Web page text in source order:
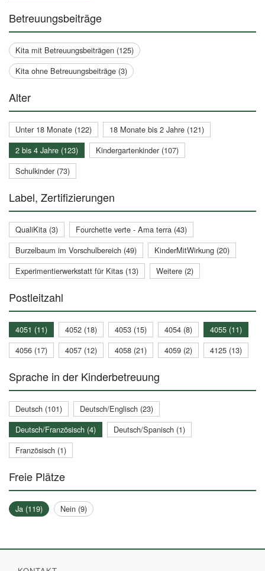
Betreuungsbeiträge
Kita mit Betreuungsbeiträgen (125)
Kita ohne Betreuungsbeiträge (3)
Alter
Unter 18 Monate (122)
18 Monate bis 2 Jahre (121)
2 bis 4 Jahre (123)
Kindergartenkinder (107)
Schulkinder (73)
Label, Zertifizierungen
QualiKita (3)
Fourchette verte - Ama terra (43)
Burzelbaum im Vorschulbereich (49)
KinderMitWirkung (20)
Experimentierwerkstatt für Kitas (13)
Weitere (2)
Postleitzahl
4051 (11) 4052 (18) 4053 (15) 4054 (8)
4055 (11)
4056 (17)
4057 (12) 4058 (21) 4059 (2) 4125 (13)
Sprache in der Kinderbetreuung
Deutsch (101)
Deutsch/Englisch (23)
Deutsch/Französisch (4)
Deutsch/Spanisch (1)
Französisch (1)
Freie Plätze
Ja (119) Nein (9)